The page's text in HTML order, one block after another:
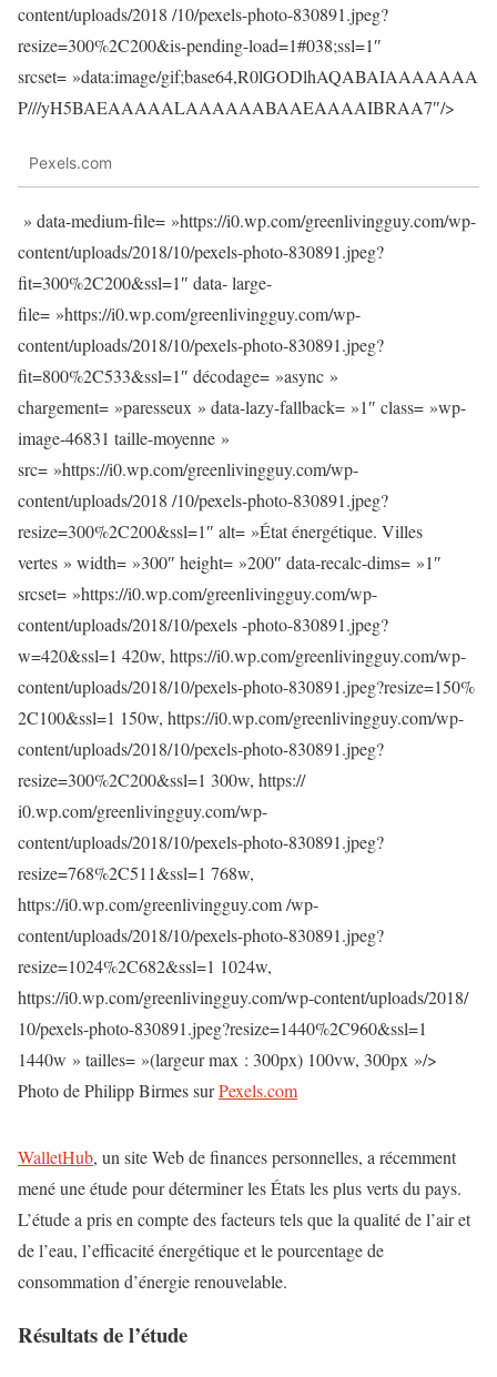
content/uploads/2018 /10/pexels-photo-830891.jpeg?
resize=300%2C200&is-pending-load=1#038;ssl=1″
srcset= »data:image/gif;base64,R0lGODlhAQABAIAAAAAAA
P///yH5BAEAAAAALAAAAAABAAEAAAAIBRAA7″/>
Pexels.com
» data-medium-file= »https://i0.wp.com/greenlivingguy.com/wp-
content/uploads/2018/10/pexels-photo-830891.jpeg?
fit=300%2C200&ssl=1″ data- large-
file= »https://i0.wp.com/greenlivingguy.com/wp-
content/uploads/2018/10/pexels-photo-830891.jpeg?
fit=800%2C533&ssl=1″ décodage= »async »
chargement= »paresseux » data-lazy-fallback= »1″ class= »wp-
image-46831 taille-moyenne »
src= »https://i0.wp.com/greenlivingguy.com/wp-
content/uploads/2018 /10/pexels-photo-830891.jpeg?
resize=300%2C200&ssl=1″ alt= »État énergétique. Villes
vertes » width= »300″ height= »200″ data-recalc-dims= »1″
srcset= »https://i0.wp.com/greenlivingguy.com/wp-
content/uploads/2018/10/pexels -photo-830891.jpeg?
w=420&ssl=1 420w, https://i0.wp.com/greenlivingguy.com/wp-
content/uploads/2018/10/pexels-photo-830891.jpeg?resize=150%
2C100&ssl=1 150w, https://i0.wp.com/greenlivingguy.com/wp-
content/uploads/2018/10/pexels-photo-830891.jpeg?
resize=300%2C200&ssl=1 300w, https://
i0.wp.com/greenlivingguy.com/wp-
content/uploads/2018/10/pexels-photo-830891.jpeg?
resize=768%2C511&ssl=1 768w,
https://i0.wp.com/greenlivingguy.com /wp-
content/uploads/2018/10/pexels-photo-830891.jpeg?
resize=1024%2C682&ssl=1 1024w,
https://i0.wp.com/greenlivingguy.com/wp-content/uploads/2018/
10/pexels-photo-830891.jpeg?resize=1440%2C960&ssl=1
1440w » tailles= »(largeur max : 300px) 100vw, 300px »/>
Photo de Philipp Birmes surPexels.com
WalletHub, un site Web de finances personnelles, a récemment
mené une étude pour déterminer les États les plus verts du pays.
L’étude a pris en compte des facteurs tels que la qualité de l’air et
de l’eau, l’efficacité énergétique et le pourcentage de
consommation d’énergie renouvelable.
Résultats de l’étude